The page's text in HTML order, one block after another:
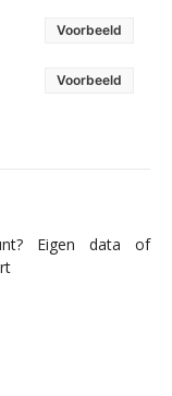
Voorbeeld
Voorbeeld
Eigen data of